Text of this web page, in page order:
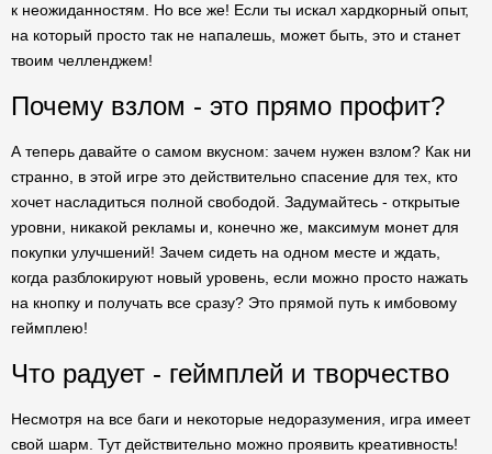
к неожиданностям. Но все же! Если ты искал хардкорный опыт,
на который просто так не напалешь, может быть, это и станет
твоим челленджем!
Почему взлом - это прямо профит?
А теперь давайте о самом вкусном: зачем нужен взлом? Как ни
странно, в этой игре это действительно спасение для тех, кто
хочет насладиться полной свободой. Задумайтесь - открытые
уровни, никакой рекламы и, конечно же, максимум монет для
покупки улучшений! Зачем сидеть на одном месте и ждать,
когда разблокируют новый уровень, если можно просто нажать
на кнопку и получать все сразу? Это прямой путь к имбовому
геймплею!
Что радует - геймплей и творчество
Несмотря на все баги и некоторые недоразумения, игра имеет
свой шарм. Тут действительно можно проявить креативность!